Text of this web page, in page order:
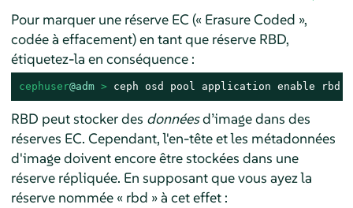
Pour marquer une réserve EC (« Erasure Coded »,
codée à effacement) en tant que réserve RBD,
étiquetez-la en conséquence :
cephuser@adm > ceph osd pool application enable rbd
RBD peut stocker des donnéesd’image dans des
réserves EC. Cependant, l'en-tête et les métadonnées
d'image doivent encore être stockées dans une
réserve répliquée. En supposant que vous ayez la
réserve nommée « rbd » à cet effet :